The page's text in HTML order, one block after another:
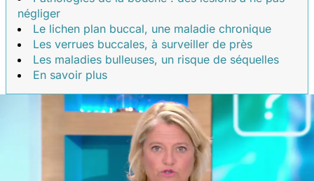
négliger
Le lichen plan buccal, une maladie chronique
Les verrues buccales, à surveiller de près
Les maladies bulleuses, un risque de séquelles
En savoir plus